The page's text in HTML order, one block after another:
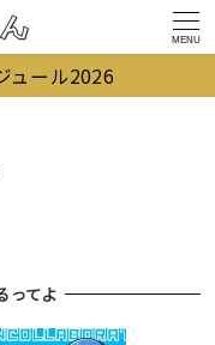
MENU
ュール2026
ってよ